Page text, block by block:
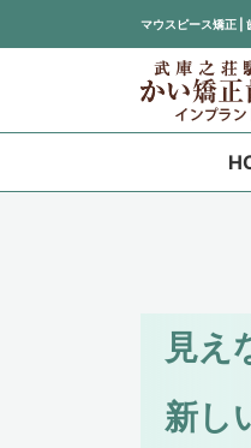
マウスピース矯正 |
見え
新し